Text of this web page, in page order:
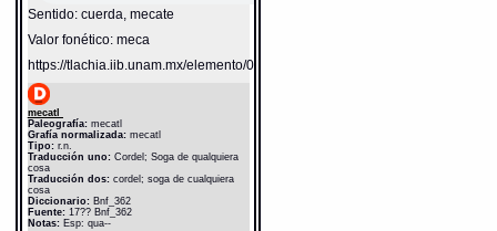
Sentido: cuerda, mecate
Valor fonético: meca
https://tlachia.iib.unam.mx/elemento/05.11.03
mecatl
Paleografía:mecatl
Grafía normalizada:mecatl
Tipo:r.n.
Traducción uno:Cordel; Soga de qualquiera
cosa
Traducción dos:cordel; soga de cualquiera
cosa
Diccionario: Bnf_362
Fuente:17?? Bnf_362
Notas:Esp: qua--